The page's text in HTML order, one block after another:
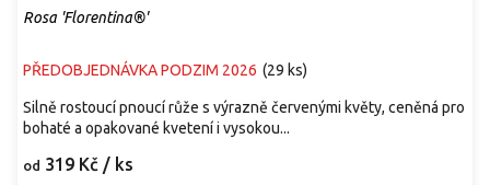
Rosa 'Florentina®'
PŘEDOBJEDNÁVKA PODZIM 2026 (29 ks)
od 319 Kč / ks
Silně rostoucí pnoucí růže s výrazně červenými květy, ceněná pro
bohaté a opakované kvetení i vysokou...